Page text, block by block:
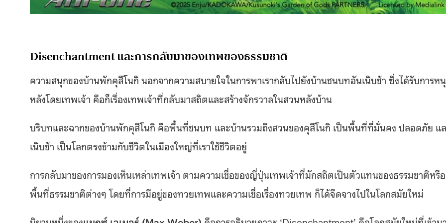
Disenchantment และการกลับมาของเทพของธรรมชาติ
ความสนุกของบ้านพักคุสึโนกิ นอกจากความสบายใจในการพาเรากลับไปยังบ้านชนบทอันเนิบช้า ซึ่งได้รับการห
หลังโดยเทพเจ้า คือก็เรื่องเทพเจ้าที่กลับมาสถิตและสร้างจักรวาลในสวนหลังบ้าน
บริบทและฉากของบ้านพักคุสึโนกิ คือพื้นที่ชนบท และบ้านรวมถึงสวนของคุสึโนกิ เป็นพื้นที่ที่มั่นคง ปลอดภัย แ
เนิบช้า เป็นโลกตรงข้ามกับชีวิตในเมืองใหญ่ที่เราใช้ชีวิตอยู่
การกลับมาของการมองเห็นเหล่าเทพเจ้า ตามความเชื่อของญี่ปุ่นเทพเจ้าที่มักสถิตเป็นตัวแทนของธรรมชาติหรือ
พื้นที่ธรรมชาติต่างๆ โดยที่การมีอยู่ของทวยเทพและความเชื่อเรื่องทวยเทพ ก็ได้จืดจางไปในโลกสมัยใหม่